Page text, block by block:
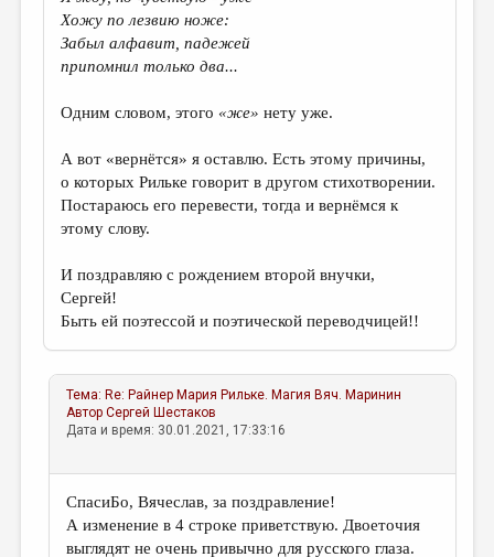
Хожу по лезвию ноже:
Забыл алфавит, падежей
припомнил только два...
Одним словом, этого «же» нету уже.
А вот «вернётся» я оставлю. Есть этому причины,
о которых Рильке говорит в другом стихотворении.
Постараюсь его перевести, тогда и вернёмся к
этому слову.
И поздравляю с рождением второй внучки,
Сергей!
Быть ей поэтессой и поэтической переводчицей!!
Тема: Re: Райнер Мария Рильке. Магия Вяч. Маринин
АвторСергей Шестаков
Дата и время: 30.01.2021, 17:33:16
СпасиБо, Вячеслав, за поздравление!
А изменение в 4 строке приветствую. Двоеточия
выглядят не очень привычно для русского глаза.